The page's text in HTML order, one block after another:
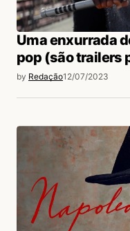
Uma enxurrada
pop (são trailers
by Redação12/07/2023